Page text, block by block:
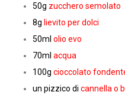
50g zucchero semolato
8g lievito per dolci
50ml olio evo
70ml acqua
100g cioccolato
un pizzico di cannella o